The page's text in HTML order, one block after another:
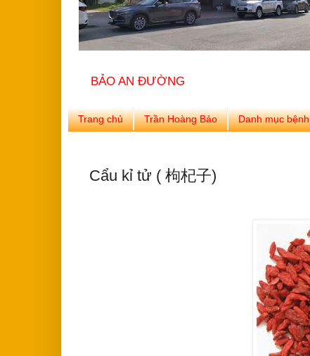
BẢO AN ĐƯỜNG
Trang chủ Trần Hoàng Bảo Danh mục bệnh
Cẩu kỉ tử ( 枸杞子)